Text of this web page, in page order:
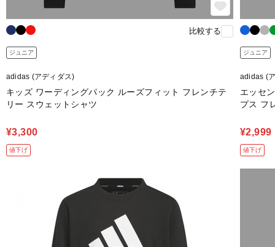
比較する
ジュニア
adidas (アディダス)
キッズ ワーディングパック ルーズフィット フレンチテ
リー スウェットシャツ
¥3,300
値下げ
ジュニア
adidas (
エッセ
プス フ
¥2,999
値下げ